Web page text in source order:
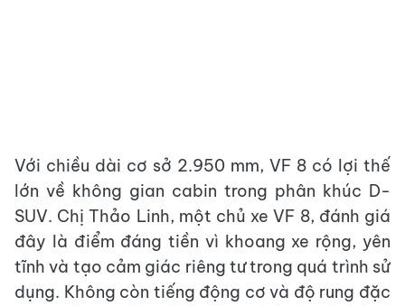
Với chiều dài cơ sở 2.950 mm, VF 8 có lợi thế
lớn về không gian cabin trong phân khúc D-
SUV. Chị Thảo Linh, một chủ xe VF 8, đánh giá
đây là điểm đáng tiền vì khoang xe rộng, yên
tĩnh và tạo cảm giác riêng tư trong quá trình sử
dụng. Không còn tiếng động cơ và độ rung đặc